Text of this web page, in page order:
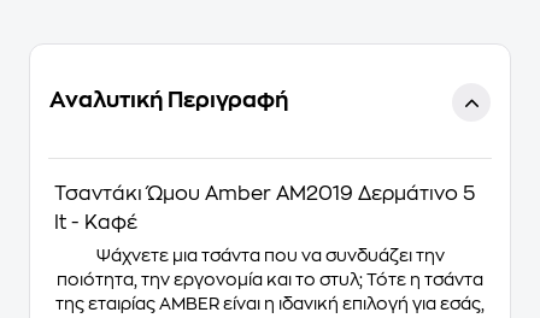
Αναλυτική Περιγραφή
Τσαντάκι Ώμου Amber AΜ2019 Δερμάτινο 5
lt - Καφέ
Ψάχνετε μια τσάντα που να συνδυάζει την
ποιότητα, την εργονομία και το στυλ; Τότε η τσάντα
της εταιρίας AMBER είναι η ιδανική επιλογή για εσάς,